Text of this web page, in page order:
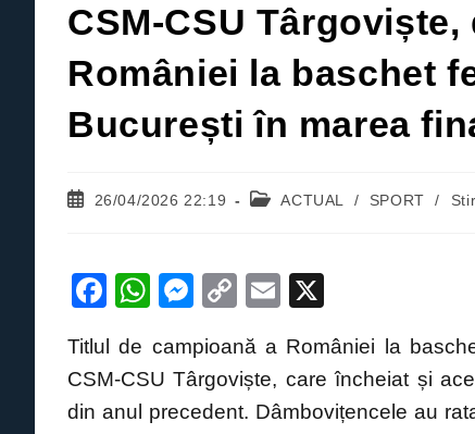
CSM-CSU
României la baschet
București în marea
Post26/04/2026 22:19
PostACTUAL / SPORT /
F
c
e
W
at
s
M
ss
e
C
p
y
E
ail
Titlul de campioană a României la
CSM-CSU Târgoviște, care încheiat și
din anul precedent. Dâmbovițencele au